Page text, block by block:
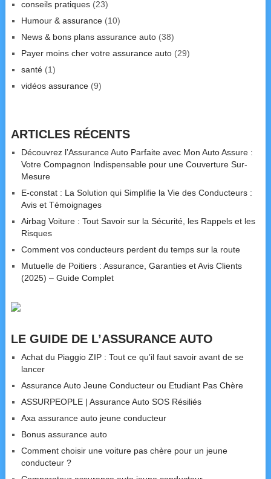
conseils pratiques(23)
Humour & assurance(10)
News & bons plans assurance auto(38)
Payer moins cher votre assurance auto(29)
santé(1)
vidéos assurance(9)
ARTICLES RÉCENTS
Découvrez l’Assurance Auto Parfaite avec Mon Auto Assure :
Votre Compagnon Indispensable pour une Couverture Sur-
Mesure
E-constat : La Solution qui Simplifie la Vie des Conducteurs :
Avis et Témoignages
Airbag Voiture : Tout Savoir sur la Sécurité, les Rappels et les
Risques
Comment vos conducteurs perdent du temps sur la route
Mutuelle de Poitiers : Assurance, Garanties et Avis Clients
(2025) – Guide Complet
LE GUIDE DE L’ASSURANCE AUTO
Achat du Piaggio ZIP : Tout ce qu’il faut savoir avant de se
lancer
Assurance Auto Jeune Conducteur ou Etudiant Pas Chère
ASSURPEOPLE | Assurance Auto SOS Résiliés
Axa assurance auto jeune conducteur
Bonus assurance auto
Comment choisir une voiture pas chère pour un jeune
conducteur ?